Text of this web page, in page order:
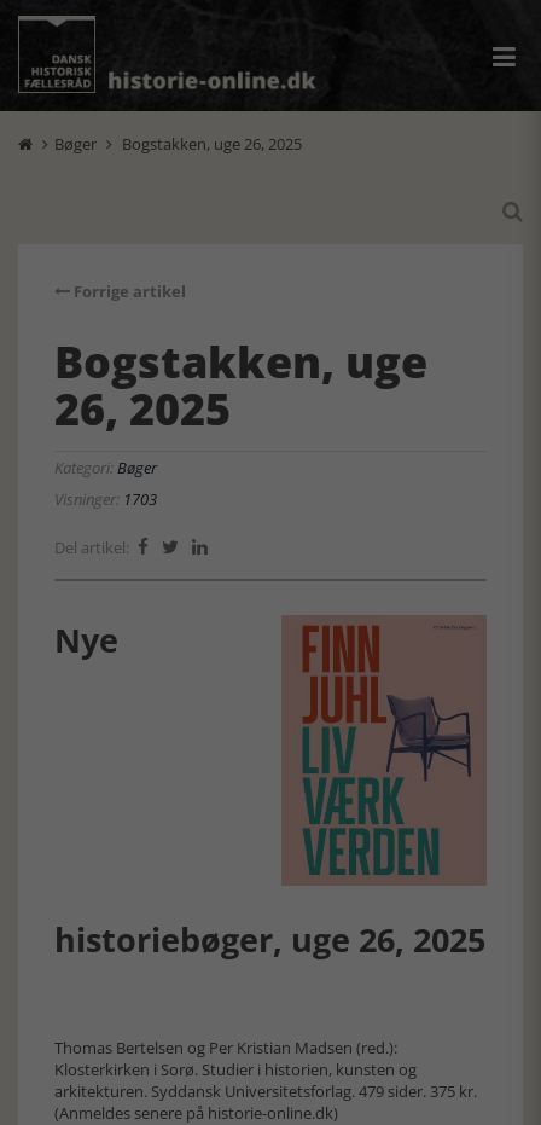
 Bøger  Bogstakken, uge 26, 2025

Forrige artikel
Bogstakken, uge
26, 2025
Kategori:Bøger
Visninger: 1703
Del artikel:   
Nye
historiebøger, uge 26, 2025
Thomas Bertelsen og Per Kristian Madsen (red.):
Klosterkirken i Sorø. Studier i historien, kunsten og
arkitekturen. Syddansk Universitetsforlag. 479 sider. 375 kr.
(Anmeldes senere på historie-online.dk)